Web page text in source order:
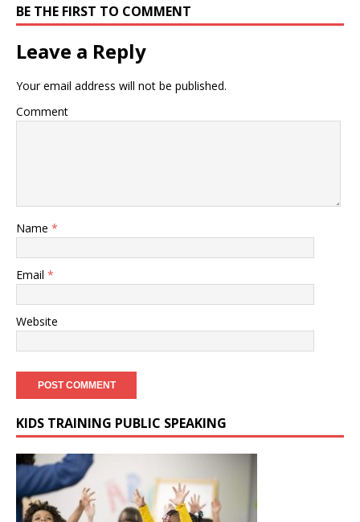
BE THE FIRST TO COMMENT
Leave a Reply
Your email address will not be published.
Comment
Name *
Email *
Website
KIDS TRAINING PUBLIC SPEAKING